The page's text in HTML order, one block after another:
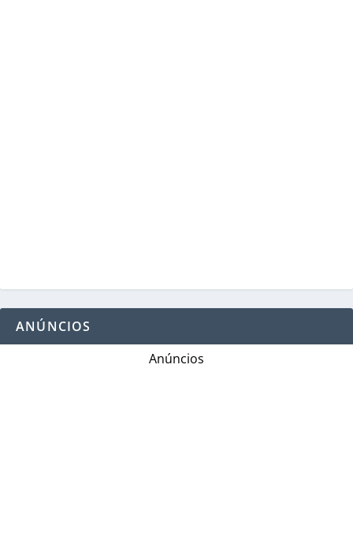
ANÚNCIOS
Anúncios